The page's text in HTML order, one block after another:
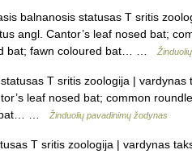
balnanosis statusas T sritis
angl. Cantor’s leaf nosed bat;
bat; fawn coloured bat… …
T sritis zoologija | vardynas
leaf nosed bat; common
bat… …
Žinduolių pavadinimų žodynas
T sritis zoologija | vardynas